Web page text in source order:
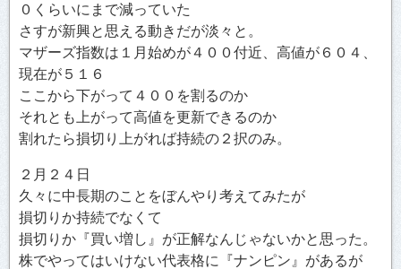
０くらいにまで減っていた
さすが新興と思える動きだが淡々と。
マザーズ指数は１月始めが４００付近、高値が６０４、
現在が５１６
ここから下がって４００を割るのか
それとも上がって高値を更新できるのか
割れたら損切り上がれば持続の２択のみ。
２月２４日
久々に中長期のことをぼんやり考えてみたが
損切りか持続でなくて
損切りか『買い増し』が正解なんじゃないかと思った。
株でやってはいけない代表格に『ナンピン』があるが